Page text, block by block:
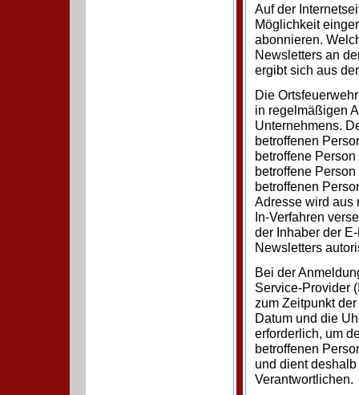
Auf der
Möglichkeit
abonnieren.
Newsletters an
ergibt sich aus
Die
in regelmäßigen
Unternehmens.
betroffenen
betroffene
betroffene
betroffenen
Adresse wird aus
In-Verfahren
der Inhaber der
Newsletters
Bei der
Service-Provider
zum Zeitpunkt
Datum und die
erforderlich, um
betroffenen
und dient
Verantwortlichen.